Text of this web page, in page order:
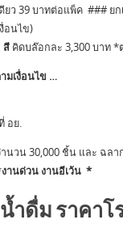
ว 39 บาทต่อแพ็ค ### ย
อนไข)
สี คิดบล๊อกละ 3,300 บาท *
มเงื่อนไข …
อย.
นวน 30,000 ชิ้น และ ฉล
งานด่วน งานอีเว้น *
ดื่ม ราคาโ